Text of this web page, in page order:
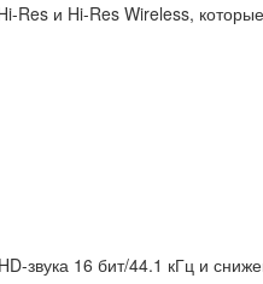
и Hi-Res Wireless,
звука 16 бит/44.1 кГц и